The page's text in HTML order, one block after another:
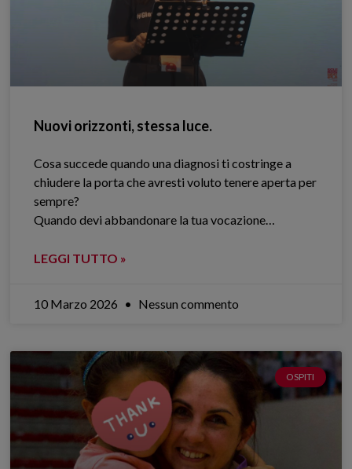
Nuovi orizzonti, stessa luce.
Cosa succede quando una diagnosi ti costringe a
chiudere la porta che avresti voluto tenere aperta per
sempre?
Quando devi abbandonare la tua vocazione…
LEGGI TUTTO »
10 Marzo 2026 Nessun commento
OSPITI